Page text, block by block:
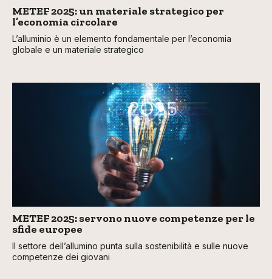
METEF 2025: un materiale strategico per
l’economia circolare
L’alluminio è un elemento fondamentale per l’economia
globale e un materiale strategico
METEF 2025: servono nuove competenze per le
sfide europee
Il settore dell’allumino punta sulla sostenibilità e sulle nuove
competenze dei giovani